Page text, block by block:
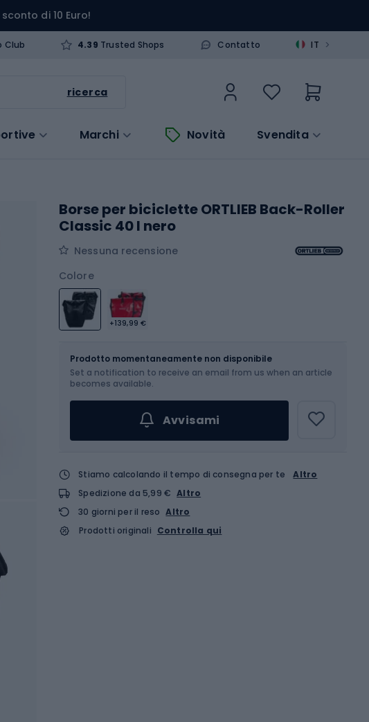
di 10 Euro!
Club 4.39 Trusted Shops Contatto IT >
ricerca
Marchi Novità Svendita
Borse per biciclette ORTLIEB Back-Roller
Classic 40 l nero
Nessuna recensione
Colore
+139,99 €
Prodotto momentaneamente non disponibile
Set a notification to receive an email from us when an article
becomes available.
Avvisami
Stiamo calcolando il tempo di consegna per te
Altro
Spedizione da 5,99 € Altro
30 giorni per il reso Altro
Prodotti originali Controlla qui